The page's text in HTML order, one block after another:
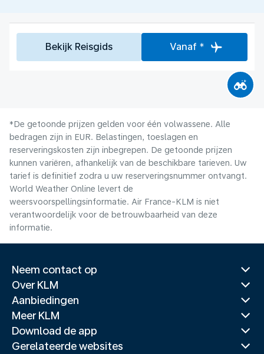
Bekijk Reisgids Vanaf *
*De getoonde prijzen gelden voor één volwassene. Alle
bedragen zijn in EUR. Belastingen, toeslagen en
reserveringskosten zijn inbegrepen. De getoonde prijzen
kunnen variëren, afhankelijk van de beschikbare tarieven. Uw
tarief is definitief zodra u uw reserveringsnummer ontvangt.
World Weather Online levert de
weersvoorspellingsinformatie. Air France-KLM is niet
verantwoordelijk voor de betrouwbaarheid van deze
informatie.
Neem contact op
Over KLM
Aanbiedingen
Meer KLM
Download de app
Gerelateerde websites